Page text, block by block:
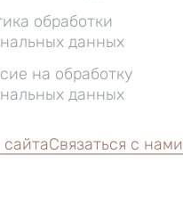
обработки
данных
на обработку
данных
сайтаСвязаться с нами